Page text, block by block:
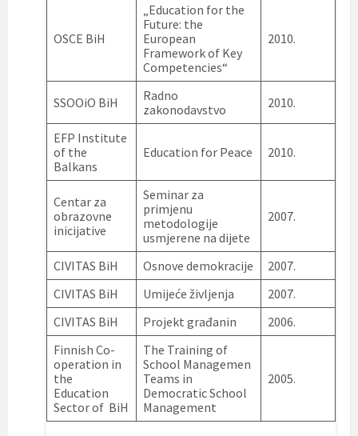
OSCE BiH
„Education for the
Future: the
European
Framework of Key
Competencies“
2010.
SSOOiO BiH
Radno
zakonodavstvo
2010.
EFP Institute
of the
Balkans
Education for Peace 2010.
Centar za
obrazovne
inicijative
Seminar za
primjenu
metodologije
usmjerene na dijete
2007.
CIVITAS BiH Osnove demokracije
2007.
CIVITAS BiH
Umijeće življenja
2007.
CIVITAS BiH
Projekt građanin
2006.
Finnish Co-
operation in
the
Education
Sector of BiH
The Training of
School Managemen
Teams in
Democratic School
Management
2005.